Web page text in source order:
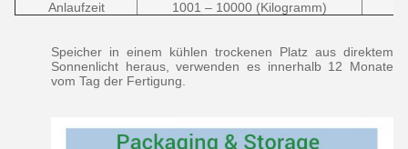
Anlaufzeit
1001 – 10000 (Kilogramm)
Speicher in einem kühlen trockenen Platz aus direktem
Sonnenlicht heraus, verwenden es innerhalb 12 Monate
vom Tag der Fertigung.